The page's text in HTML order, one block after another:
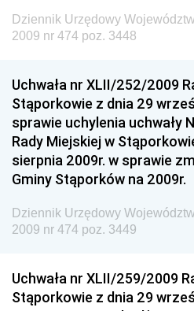
Dziennik Urzędowy Ministra
Rozwoju
Dziennik Urzędowy Ministra
Dziennik Urzędowy Ministra
Regionalnej
Dziennik Urzędowy Ministra
Dziennik Urzędowy Ministra
Dziennik Urzędowy Ministra
Inspektora Ochrony
Dziennik Urzędowy
Dziennik Urzędowy
2009 nr 474 poz. 3448
Uchwała nr XLII/252/2009
Stąporkowie z dnia 29
sprawie uchylenia uchwały
Rady Miejskiej w
sierpnia 2009r. w sprawie
Gminy Stąporków na 2009r.
Dziennik Urzędowy
2009 nr 474 poz. 3449
Uchwała nr XLII/259/2009
Stąporkowie z dnia 29